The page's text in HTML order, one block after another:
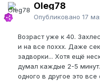
Oleg78
Опубликовано 17
Возраст уже к 40.
и на все поххх. Даже
задворки... Хотя ещё
думал каждые 2-5
одного в другое это